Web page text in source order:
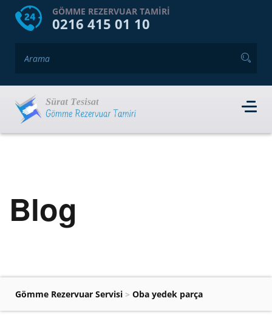
HOME HAKKIMIZDA
GÖMME REZERVUAR TAMIRI
0216 415 01 10
Blog
Gömme Rezervuar Servisi > Oba yedek parça